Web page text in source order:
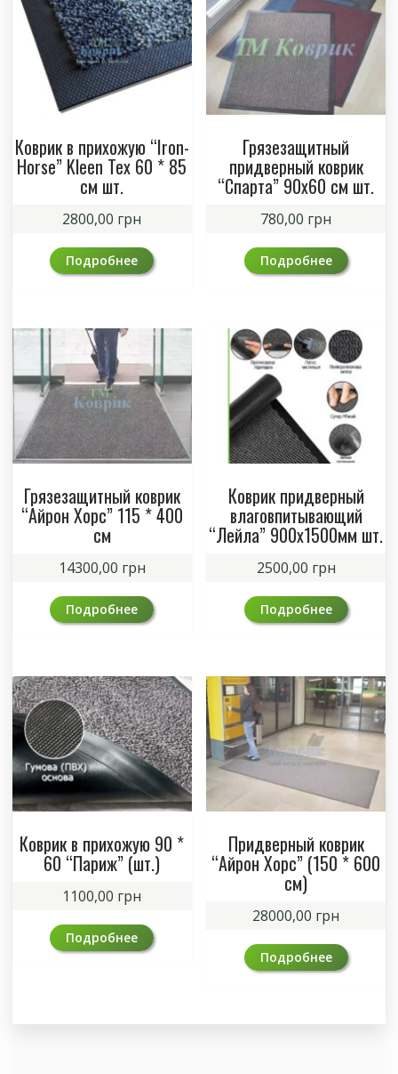
Коврик в прихожую “Iron-
Horse” Kleen Tex 60 * 85
см шт.
2800,00 грн
Подробнее
Грязезащитный
придверный коврик
“Спарта” 90х60 см шт.
780,00 грн
Подробнее
Грязезащитный коврик
“Айрон Хорс” 115 * 400
см
14300,00 грн
Подробнее
Коврик придверный
влаговпитывающий
“Лейла” 900х1500мм шт.
2500,00 грн
Подробнее
Коврик в прихожую 90 *
60 “Париж” (шт.)
1100,00 грн
Подробнее
Придверный коврик
“Айрон Хорс” (150 * 600
см)
28000,00 грн
Подробнее